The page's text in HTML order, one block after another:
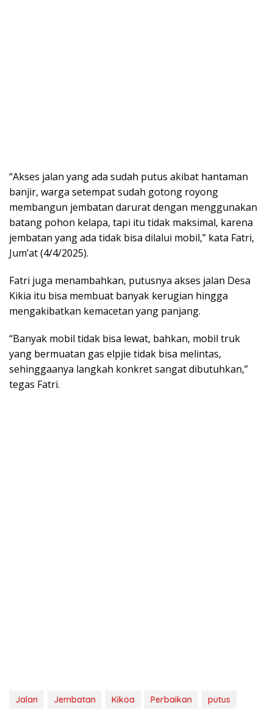
“Akses jalan yang ada sudah putus akibat hantaman
banjir, warga setempat sudah gotong royong
membangun jembatan darurat dengan menggunakan
batang pohon kelapa, tapi itu tidak maksimal, karena
jembatan yang ada tidak bisa dilalui mobil,” kata Fatri,
Jum’at (4/4/2025).
Fatri juga menambahkan, putusnya akses jalan Desa
Kikia itu bisa membuat banyak kerugian hingga
mengakibatkan kemacetan yang panjang.
“Banyak mobil tidak bisa lewat, bahkan, mobil truk
yang bermuatan gas elpjie tidak bisa melintas,
sehinggaanya langkah konkret sangat dibutuhkan,”
tegas Fatri.
Jalan Jembatan Kikoa Perbaikan putus